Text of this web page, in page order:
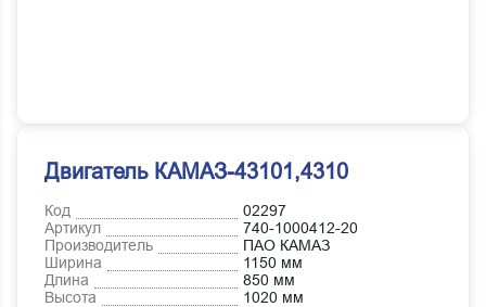
Двигатель КАМАЗ-43101,4310
Код
02297
Артикул
740-1000412-20
Производитель
ПАО КАМАЗ
Ширина
1150 мм
Длина
850 мм
Высота
1020 мм